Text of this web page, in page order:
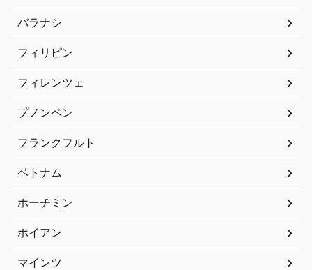
バラナシ
フィリピン
フィレンツェ
プノンペン
フランクフルト
ベトナム
ホーチミン
ホイアン
マインツ